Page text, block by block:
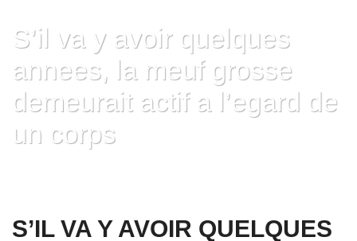
S’il va y avoir quelques
annees, la meuf grosse
demeurait actif a l’egard de
un corps
S’IL VA Y AVOIR QUELQUES